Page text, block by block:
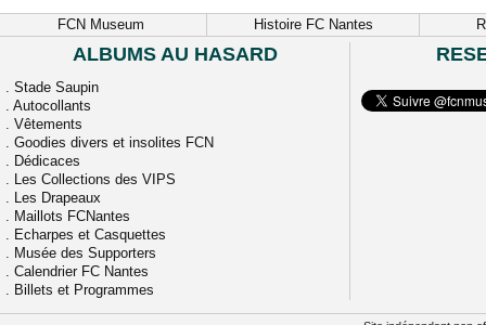
FCN Museum Histoire FC Nantes
ALBUMS AU HASARD
. Stade Saupin
. Autocollants
. Vêtements
. Goodies divers et insolites FCN
. Dédicaces
. Les Collections des VIPS
. Les Drapeaux
. Maillots FCNantes
. Echarpes et Casquettes
. Musée des Supporters
. Calendrier FC Nantes
. Billets et Programmes